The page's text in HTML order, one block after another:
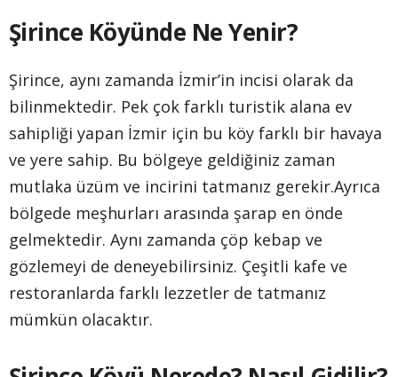
Şirince Köyünde Ne Yenir?
Şirince, aynı zamanda İzmir’in incisi olarak da
bilinmektedir. Pek çok farklı turistik alana ev
sahipliği yapan İzmir için bu köy farklı bir havaya
ve yere sahip. Bu bölgeye geldiğiniz zaman
mutlaka üzüm ve incirini tatmanız gerekir.Ayrıca
bölgede meşhurları arasında şarap en önde
gelmektedir. Aynı zamanda çöp kebap ve
gözlemeyi de deneyebilirsiniz. Çeşitli kafe ve
restoranlarda farklı lezzetler de tatmanız
mümkün olacaktır.